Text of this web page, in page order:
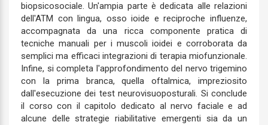
biopsicosociale. Un'ampia parte è dedicata alle relazioni
dell'ATM con lingua, osso ioide e reciproche influenze,
accompagnata da una ricca componente pratica di
tecniche manuali per i muscoli ioidei e corroborata da
semplici ma efficaci integrazioni di terapia miofunzionale.
Infine, si completa l'approfondimento del nervo trigemino
con la prima branca, quella oftalmica, impreziosito
dall'esecuzione dei test neurovisuoposturali. Si conclude
il corso con il capitolo dedicato al nervo faciale e ad
alcune delle strategie riabilitative emergenti sia da un